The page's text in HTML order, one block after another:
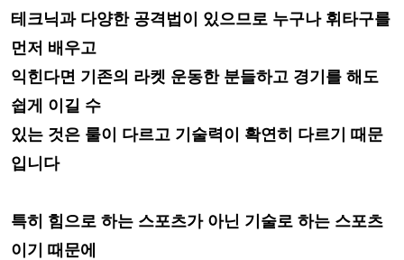
테크닉과 다양한 공격법이 있으므로 누구나 휘타구를
먼저 배우고
익힌다면 기존의 라켓 운동한 분들하고 경기를 해도
쉽게 이길 수
있는 것은 룰이 다르고 기술력이 확연히 다르기 때문
입니다
특히 힘으로 하는 스포츠가 아닌 기술로 하는 스포츠
이기 때문에